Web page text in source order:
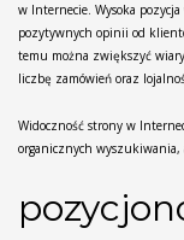
w Internecie. Wysoka
pozytywnych opinii od
temu można zwiększyć
liczbę zamówień oraz
Widoczność strony w
organicznych wyszukiwania,